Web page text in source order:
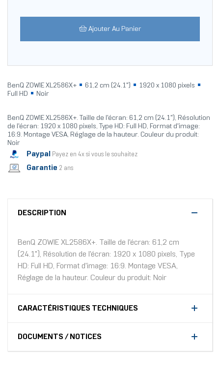
Ajouter Au Panier
BenQ ZOWIE XL2586X+ 61,2 cm (24.1")
1920 x 1080 pixels
Full HD
Noir
BenQ ZOWIE XL2586X+. Taille de l'écran: 61,2 cm (24.1"), Résolution
de l'écran: 1920 x 1080 pixels, Type HD: Full HD, Format d'image:
16:9. Montage VESA, Réglage de la hauteur. Couleur du produit:
Noir
Paypal Payez en 4x si vous le souhaitez
Garantie 2 ans
DESCRIPTION
BenQ ZOWIE XL2586X+. Taille de l'écran: 61,2 cm
(24.1"), Résolution de l'écran: 1920 x 1080 pixels, Type
HD: Full HD, Format d'image: 16:9. Montage VESA,
Réglage de la hauteur. Couleur du produit: Noir
CARACTÉRISTIQUES TECHNIQUES
DOCUMENTS / NOTICES